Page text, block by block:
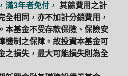
時平衡 壽星優惠
國品牌 0%手續費
滿3年者免付， 其餘費用之計
全相同，亦不加計分銷費用，
本基金不受存款保險、保險安
機制之保障。故投資本基金可
之損失，最大可能損失則為全